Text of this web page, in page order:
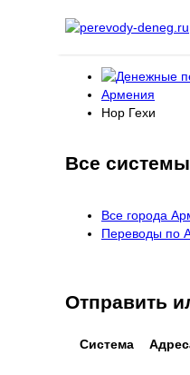
Армения
Нор Гехи
Все
Все города
Переводы по
Отправить
Система